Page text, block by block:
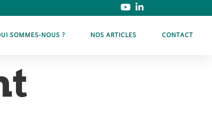
SOMMES-NOUS ? NOS ARTICLES CONTACT